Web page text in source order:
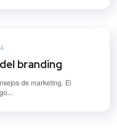
branding
de marketing. El